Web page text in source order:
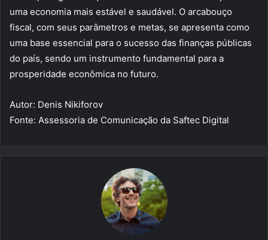
uma economia mais estável e saudável. O arcabouço
fiscal, com seus parâmetros e metas, se apresenta como
uma base essencial para o sucesso das finanças públicas
do país, sendo um instrumento fundamental para a
prosperidade econômica no futuro.
Autor: Denis Nikiforov
Fonte: Assessoria de Comunicação da Saftec Digital